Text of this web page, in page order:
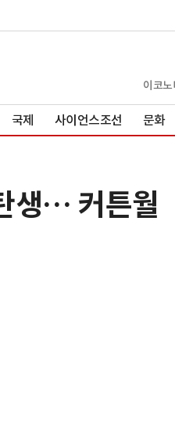
이코
국제 사이언스조선 문화
생… 커튼월